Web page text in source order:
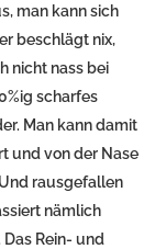
man kann sich
beschlägt nix,
nicht nass bei
scharfes
Man kann damit
und von der Nase
rausgefallen
nämlich
Rein- und